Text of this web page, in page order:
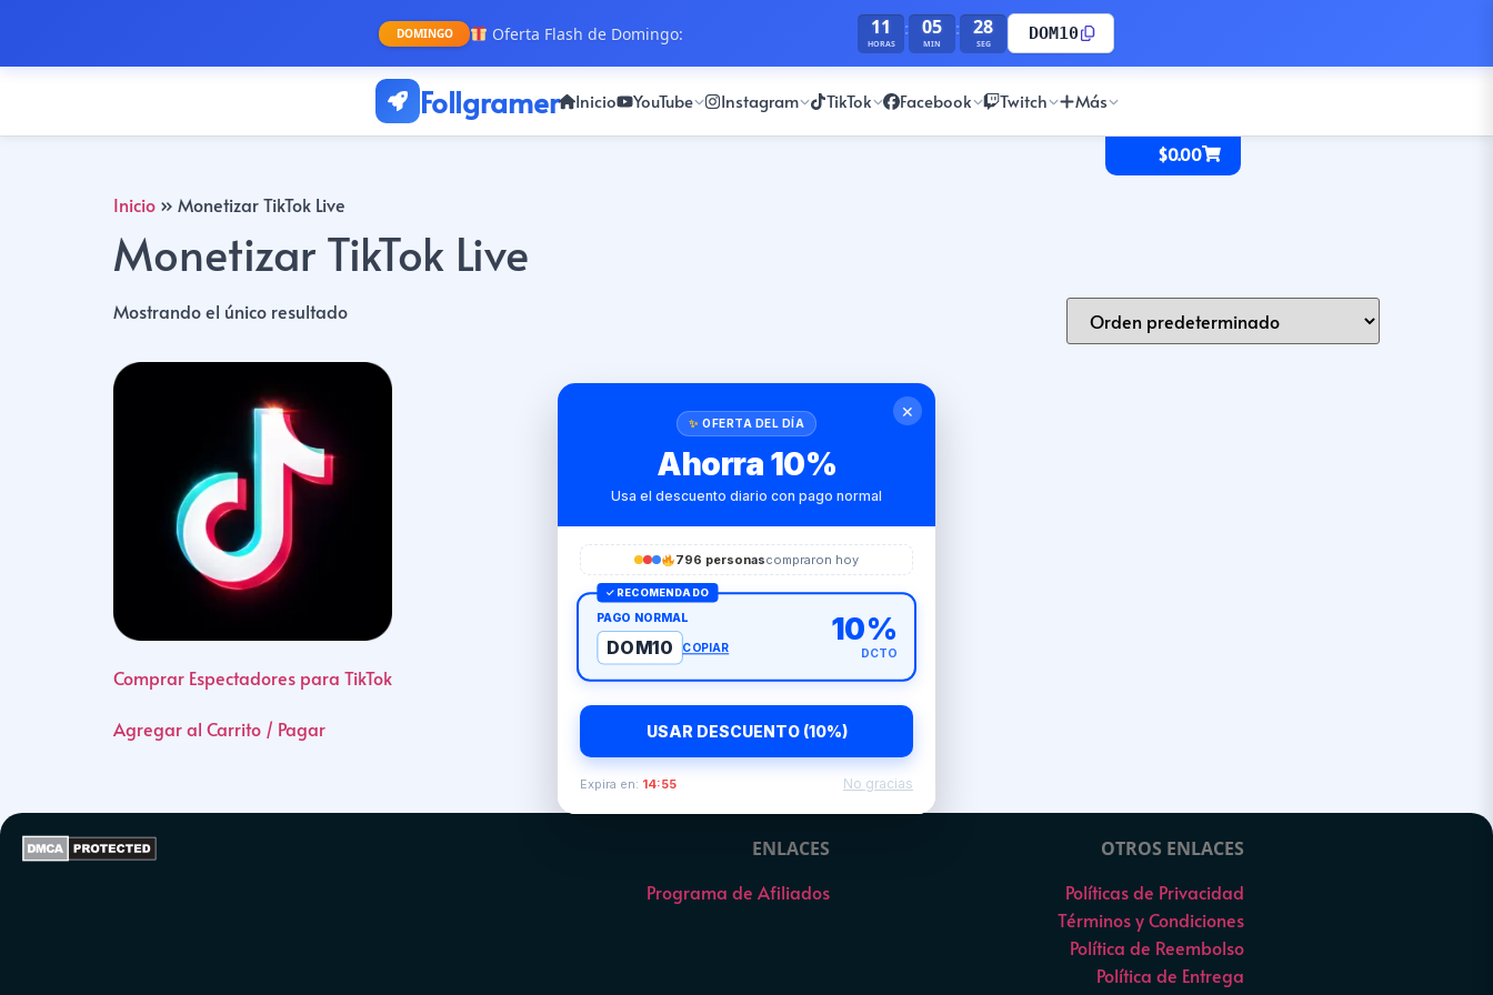
DOMINGO Oferta Flash de Domingo: 11
HORAS
: 05
MIN
: 28
SEG
DOM10
Follgramer Inicio YouTube Instagram TikTok Facebook Twitch Más
$0.00
Inicio » Monetizar TikTok Live
Monetizar TikTok Live
Mostrando el único resultado
Comprar Espectadores para TikTok
Agregar al Carrito / Pagar
ENLACES
Programa de Afiliados
OTROS ENLACES
Políticas de Privacidad
Términos y Condiciones
Política de Reembolso
Política de Entrega
✕
OFERTA DEL DÍA
Ahorra 10%
Usa el descuento diario con pago normal
796 personascompraron hoy
✓ RECOMENDADO
PAGO NORMAL
DOM10 COPIAR
10%
DCTO
USAR DESCUENTO (10%)
Expira en: 14:54 No gracias